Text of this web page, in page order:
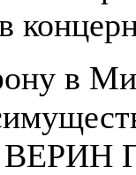
в
ВЕРИН